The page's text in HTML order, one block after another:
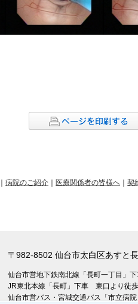
病院のご紹介 医療関係者の皆様へ 契
〒982-8502 仙台市太白区あす
仙台市営地下鉄南北線「長町一丁目
JR東北本線「長町」下車 東口より徒
仙台市営バス・宮城交通バス「市立病